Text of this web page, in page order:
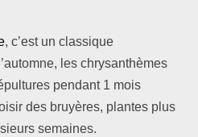
, c’est un classique
les chrysanthèmes
pendant 1 mois
des bruyères, plantes plus
semaines.